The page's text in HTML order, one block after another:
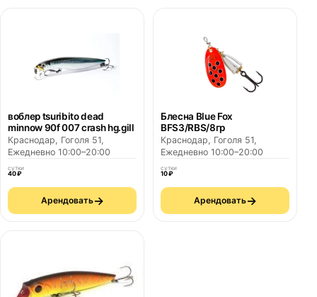
воблер tsuribito dead
minnow 90f 007 crash hg.gill
Краснодар, Гоголя 51,
Ежедневно 10:00–20:00
сутки
40 ₽
Арендовать→
Блесна Blue Fox
BFS3/RBS/8гр
Краснодар, Гоголя 51,
Ежедневно 10:00–20:00
сутки
10 ₽
Арендовать→